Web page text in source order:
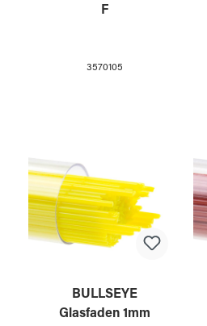
F
3570105
BULLSEYE
Glasfaden 1mm